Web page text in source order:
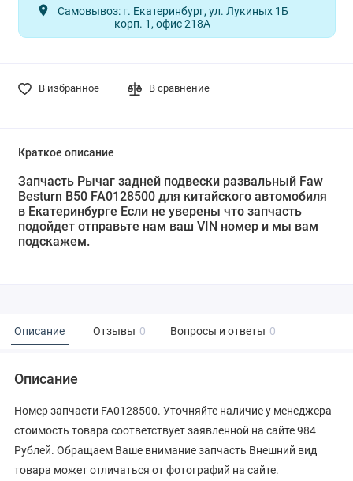
Самовывоз: г. Екатеринбург, ул. Лукиных 1Б
корп. 1, офис 218А
В избранное В сравнение
Краткое описание
Запчасть Рычаг задней подвески развальный Faw
Besturn B50 FA0128500 для китайского автомобиля
в Екатеринбурге Если не уверены что запчасть
подойдет отправьте нам ваш VIN номер и мы вам
подскажем.
Описание Отзывы 0 Вопросы и ответы 0
Описание
Номер запчасти FA0128500. Уточняйте наличие у менеджера
стоимость товара соответствует заявленной на сайте 984
Рублей. Обращаем Ваше внимание запчасть Внешний вид
товара может отличаться от фотографий на сайте.